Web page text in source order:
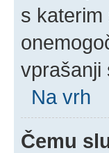
s katerim
vprašanji
Na vrh
Čemu